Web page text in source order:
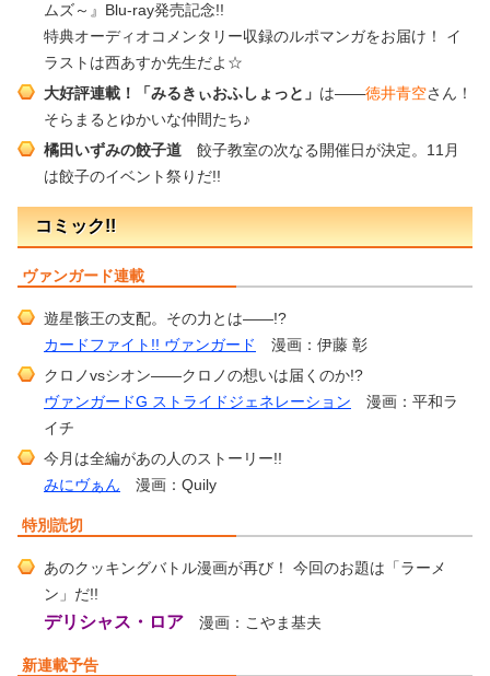
ムズ～』Blu-ray発売記念!!
特典オーディオコメンタリー収録のルポマンガをお届け！ イ
ラストは西あすか先生だよ☆
大好評連載！「みるきぃおふしょっと」 は――徳井青空さん！
そらまるとゆかいな仲間たち♪
橘田いずみの餃子道 餃子教室の次なる開催日が決定。11月
は餃子のイベント祭りだ!!
コミック!!
ヴァンガード連載
遊星骸王の支配。その力とは――!?
カードファイト!! ヴァンガード
漫画：伊藤 彰
クロノvsシオン――クロノの想いは届くのか!?
ヴァンガードG ストライドジェネレーション 漫画：平和ラ
イチ
今月は全編があの人のストーリー!!
みにヴぁん 漫画：Quily
特別読切
あのクッキングバトル漫画が再び！ 今回のお題は「ラーメ
ン」だ!!
デリシャス・ロア 漫画：こやま基夫
新連載予告